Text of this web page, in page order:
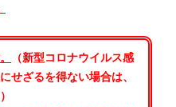
（新型コロナウイルス感
せざるを得ない場合は、